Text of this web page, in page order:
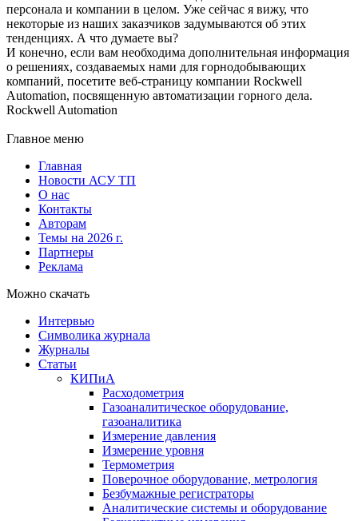
персонала и компании в целом. Уже сейчас я вижу, что
некоторые из наших заказчиков задумываются об этих
тенденциях. А что думаете вы?
И конечно, если вам необходима дополнительная информация
о решениях, создаваемых нами для горнодобывающих
компаний, посетите веб-страницу компании Rockwell
Automation, посвященную автоматизации горного дела.
Rockwell Automation
Главное меню
Главная
Новости АСУ ТП
О нас
Контакты
Авторам
Темы на 2026 г.
Партнеры
Реклама
Можно скачать
Интервью
Символика журнала
Журналы
Статьи
КИПиА
Расходометрия
Газоаналитическое оборудование,
газоаналитика
Измерение давления
Измерение уровня
Термометрия
Поверочное оборудование, метрология
Безбумажные регистраторы
Аналитические системы и оборудование